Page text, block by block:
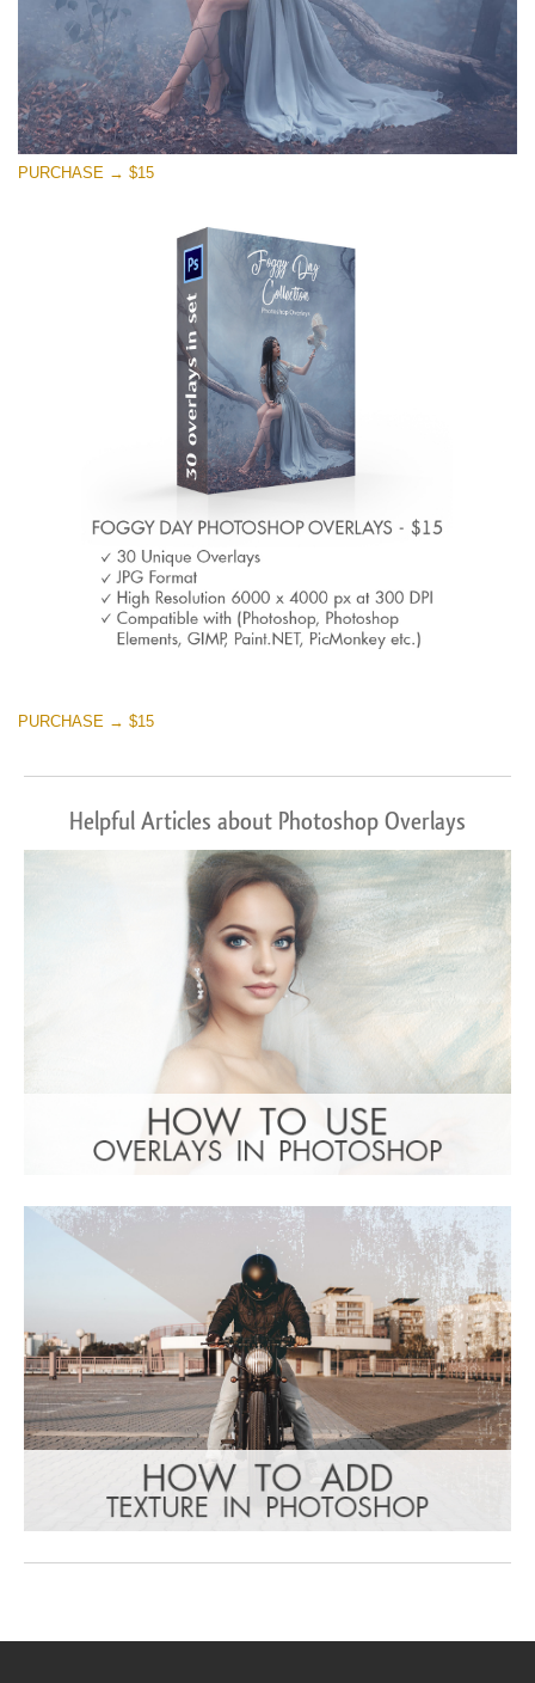
PURCHASE → $15
PURCHASE → $15
Helpful Articles about Photoshop Overlays